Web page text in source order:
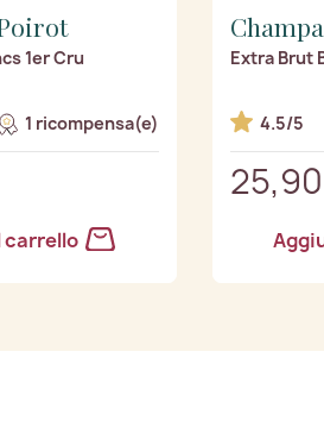
1er Cru
1 ricompensa(e)
carrello
Extra Brut
4.5/5